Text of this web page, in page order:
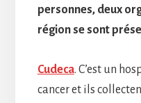
personnes, deux
région se sont
Cudeca. C’est un
cancer et ils